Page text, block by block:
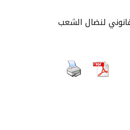
لنضال الشعب